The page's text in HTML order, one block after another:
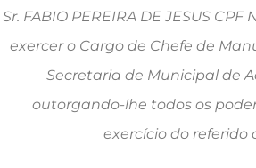
Sr. FABIO PEREIRA DE JESUS CPF
exercer o Cargo de Chefe de
Secretaria de Municipal de
outorgando-lhe todos os
exercício do referido